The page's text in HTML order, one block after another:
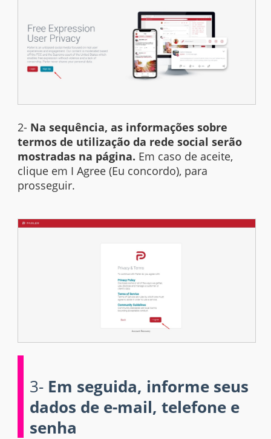
2- Na sequência, as informações sobre
termos de utilização da rede social serão
mostradas na página. Em caso de aceite,
clique em I Agree (Eu concordo), para
prosseguir.
3- Em seguida, informe seus
dados de e-mail, telefone e
senha